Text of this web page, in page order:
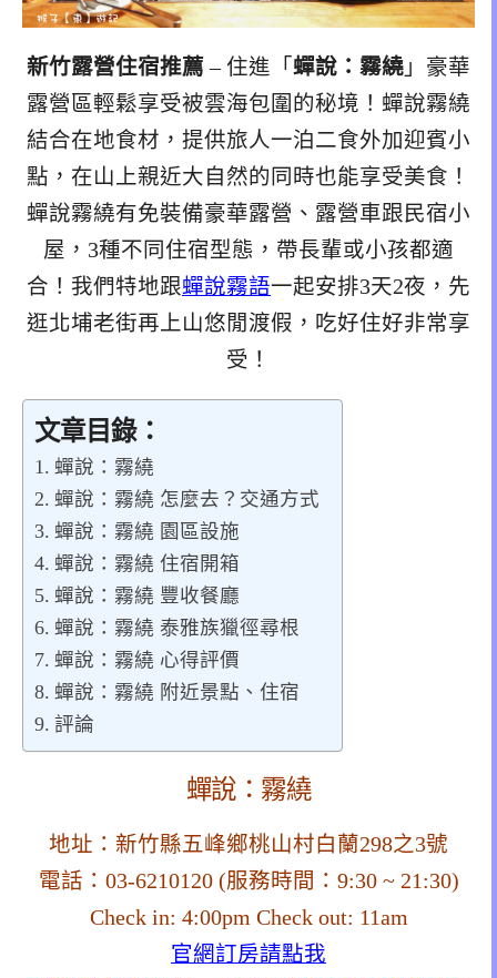
新竹露營住宿推薦– 住進「 蟬說：霧繞 」豪華
露營區輕鬆享受被雲海包圍的秘境！蟬說霧繞
結合在地食材，提供旅人一泊二食外加迎賓小
點，在山上親近大自然的同時也能享受美食！
蟬說霧繞有免裝備豪華露營、露營車跟民宿小
屋，3種不同住宿型態，帶長輩或小孩都適
合！我們特地跟蟬說霧語一起安排3天2夜，先
逛北埔老街再上山悠閒渡假，吃好住好非常享
受！
文章目錄：
蟬說：霧繞
蟬說：霧繞 怎麼去？交通方式
蟬說：霧繞 園區設施
蟬說：霧繞 住宿開箱
蟬說：霧繞 豐收餐廳
蟬說：霧繞 泰雅族獵徑尋根
蟬說：霧繞 心得評價
蟬說：霧繞 附近景點、住宿
評論
蟬說：霧繞
地址：新竹縣五峰鄉桃山村白蘭298之3號
電話：03-6210120 (服務時間：9:30 ~ 21:30)
Check in: 4:00pm Check out: 11am
官網訂房請點我